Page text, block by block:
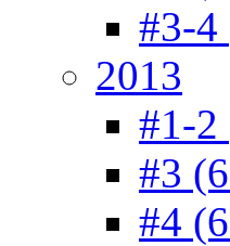
#3-4
2013
#1-2
#3
#4